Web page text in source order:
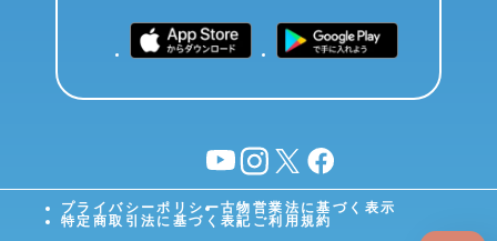
YouTubeinstagram
X facebook
プライバシーポリシー古物営業法に基づく表示
特定商取引法に基づく表記 ご利用規約